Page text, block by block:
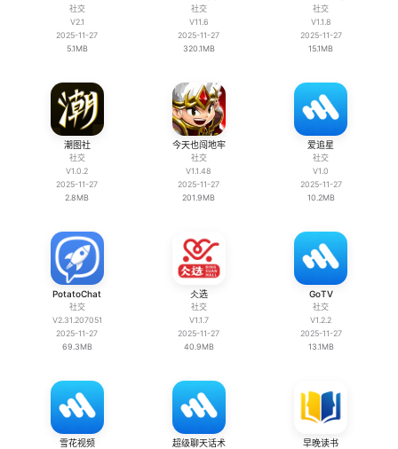
社交
V2.1
2025-11-27
5.1MB
社交
V11.6
2025-11-27
320.1MB
社交
V1.1.8
2025-11-27
15.1MB
潮图社
社交
V1.0.2
2025-11-27
2.8MB
今天也闯地牢
社交
V1.1.48
2025-11-27
201.9MB
爱追星
社交
V1.0
2025-11-27
10.2MB
PotatoChat
社交
V2.31.207051
2025-11-27
69.3MB
仌选
社交
V1.1.7
2025-11-27
40.9MB
GoTV
社交
V1.2.2
2025-11-27
13.1MB
雪花视频 超级聊天话术 早晚读书